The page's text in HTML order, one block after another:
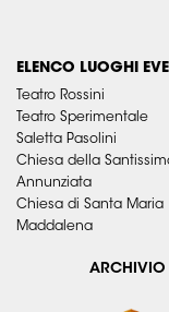
ELENCO LUOGHI
Teatro Rossini
Teatro Sperimentale
Saletta Pasolini
Chiesa della
Annunziata
Chiesa di Santa Maria
Maddalena
ARCHIVIO